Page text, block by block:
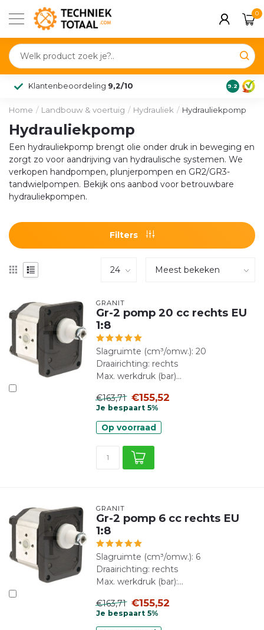
0
Klantenbeoordeling 9,2/10 9.2
Home / Landbouw & voertuig / Hydrauliek / Hydrauliekpomp
Hydrauliekpomp
Een hydrauliekpomp brengt olie onder druk in beweging en
zorgt zo voor aandrijving van hydraulische systemen. We
verkopen handpompen, plunjerpompen en GR2/GR3-
tandwielpompen. Bekijk ons aanbod voor betrouwbare
hydrauliekpompen.
Filters
GRANIT
Gr-2 pomp 20 cc rechts EU
1:8
Slagruimte (cm³/omw.): 20
Draairichting: rechts
Max. werkdruk (bar)...
€163,71 €155,52
Je bespaart 5%
Op voorraad
GRANIT
Gr-2 pomp 6 cc rechts EU
1:8
Slagruimte (cm³/omw.): 6
Draairichting: rechts
Max. werkdruk (bar):...
€163,71 €155,52
Je bespaart 5%